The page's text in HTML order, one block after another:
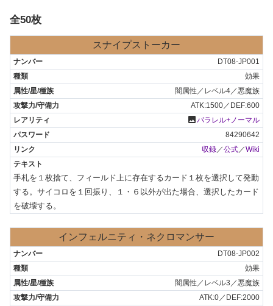
全50枚
スナイプストーカー
DT08-JP001
効果
闇属性／レベル4／悪魔族
ATK:1500／DEF:600
photoパラレル+ノーマル
84290642
収録 ／公式 ／Wiki
手札を１枚捨て、フィールド上に存在するカード１枚を選択して発動
する。サイコロを１回振り、１・６以外が出た場合、選択したカード
を破壊する。
インフェルニティ・ネクロマンサー
DT08-JP002
効果
闇属性／レベル3／悪魔族
ATK:0／DEF:2000